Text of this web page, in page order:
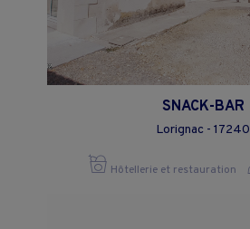
SNACK-BAR
Lorignac - 17240
Hôtellerie et restauration